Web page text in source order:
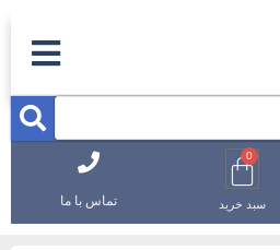
سبد خرید تماس با ما